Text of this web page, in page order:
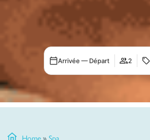
Arrivée — Départ 2